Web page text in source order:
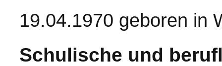
19.04.1970 geboren in
Schulische und